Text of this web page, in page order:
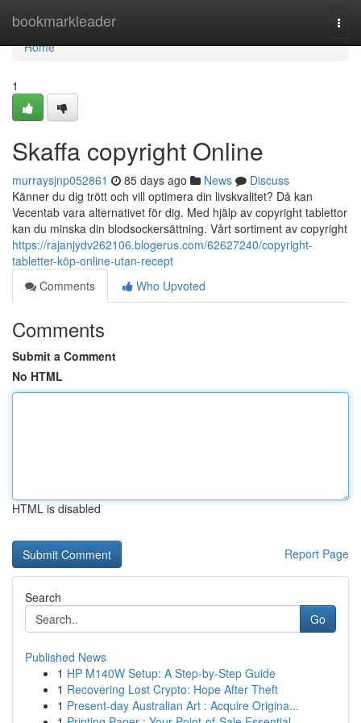
bookmarkleader
Home
Home
1
Skaffa copyright Online
murraysjnp052861 85 days ago News
Discuss
Känner du dig trött och vill optimera din livskvalitet? Då kan
Vecentab vara alternativet för dig. Med hjälp av copyright tablettor
kan du minska din blodsockersättning. Vårt sortiment av copyright
https://rajanjydv262106.blogerus.com/62627240/copyright-
tabletter-köp-online-utan-recept
Comments
Who Upvoted
Comments
Submit a Comment
No HTML
HTML is disabled
Report Page
Search
Go
Published News
1 HP M140W Setup: A Step-by-Step Guide
1 Recovering Lost Crypto: Hope After Theft
1 Present-day Australian Art : Acquire Origina...